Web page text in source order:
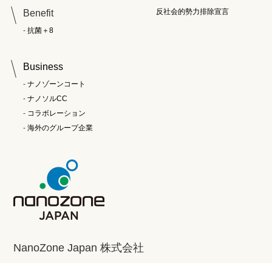
Benefit
抗菌＋8
Business
ナノゾーンコート
ナノソルCC
コラボレーション
海外のグループ企業
反社会的勢力排除宣言
NanoZone Japan 株式会社